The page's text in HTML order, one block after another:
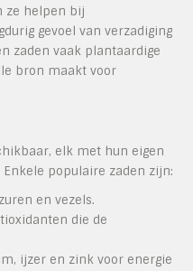
ze helpen bij
gevoel van verzadiging
zaden vaak plantaardige
bron maakt voor
elk met hun eigen
populaire zaden zijn:
en vezels.
die de
ijzer en zink voor energie